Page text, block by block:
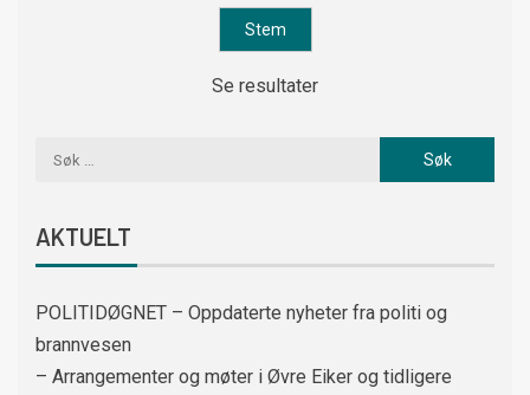
Se resultater
AKTUELT
POLITIDØGNET – Oppdaterte nyheter fra politi og
brannvesen
– Arrangementer og møter i Øvre Eiker og tidligere